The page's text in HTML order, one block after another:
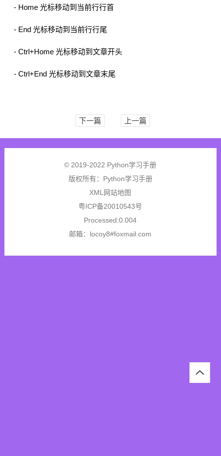
- Home 光标移动到当前行行首
- End 光标移动到当前行行尾
- Ctrl+Home 光标移动到文章开头
- Ctrl+End 光标移动到文章末尾
下一篇 上一篇
© 2019-2022 Python学习手册
版权所有： Python学习手册
XML网站地图
粤ICP备20010543号
Processed:0.004
邮箱：locoy8#foxmail.com